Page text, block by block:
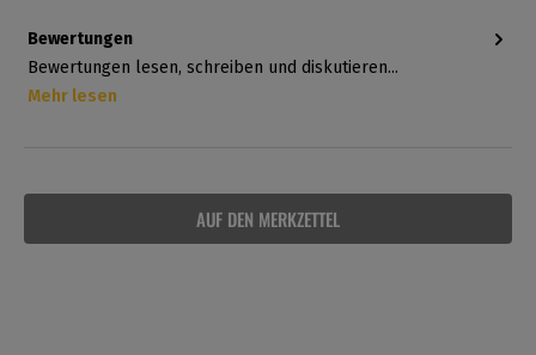
AUF DEN MERKZETTEL
Bewertungen
Bewertungen lesen, schreiben und diskutieren...
Mehr lesen